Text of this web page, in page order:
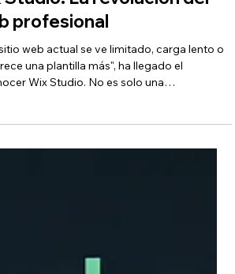
Latam
de lectura
Studio: La revolución del
profesional
plataforma definitiva para marcas que